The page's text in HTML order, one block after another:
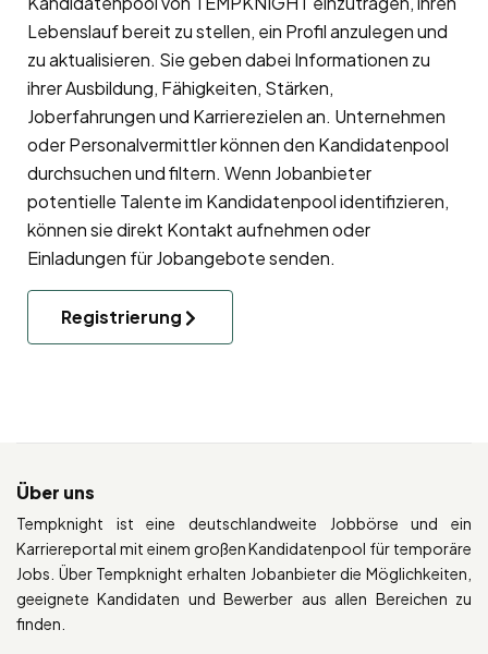
Lebenslauf bereit zu stellen, ein Profil anzulegen und
zu aktualisieren. Sie geben dabei Informationen zu
ihrer Ausbildung, Fähigkeiten, Stärken,
Joberfahrungen und Karrierezielen an. Unternehmen
oder Personalvermittler können den Kandidatenpool
durchsuchen und filtern. Wenn Jobanbieter
potentielle Talente im Kandidatenpool identifizieren,
können sie direkt Kontakt aufnehmen oder
Einladungen für Jobangebote senden.
Registrierung
Über uns
Tempknight ist eine deutschlandweite Jobbörse und ein
Karriereportal mit einem großen Kandidatenpool für temporäre
Jobs. Über Tempknight erhalten Jobanbieter die Möglichkeiten,
geeignete Kandidaten und Bewerber aus allen Bereichen zu
finden.